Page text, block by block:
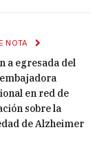
NOTA
a egresada del
en red de
sobre la
de Alzheimer